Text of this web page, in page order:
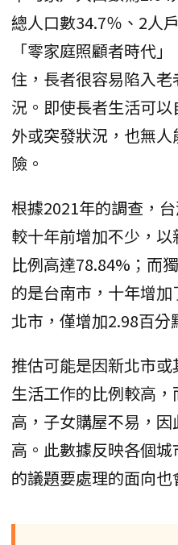
總人口數34.7％、2人
「零家庭照顧者時代
住，長者很容易陷入
況。即使長者生活可
外或突發狀況，也無
險。
根據2021年的調查，
較十年前增加不少，
比例高達78.84%；而
的是台南市，十年增
北市，僅增加2.98百分
推估可能是因新北市
生活工作的比例較高
高，子女購屋不易，
高。此數據反映各個
的議題要處理的面向也